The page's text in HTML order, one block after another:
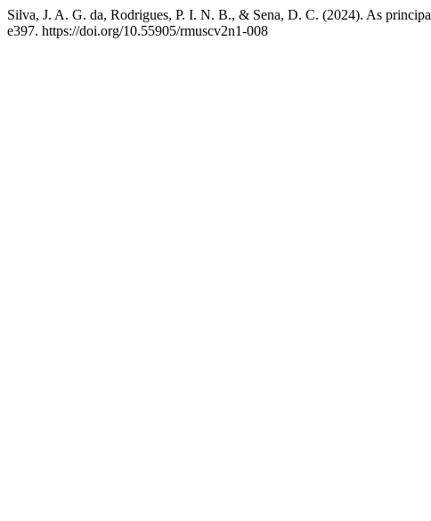
Silva, J. A. G. da, Rodrigues, P. I. N. B., & Sena, D. C. (2024). As
e397. https://doi.org/10.55905/rmuscv2n1-008